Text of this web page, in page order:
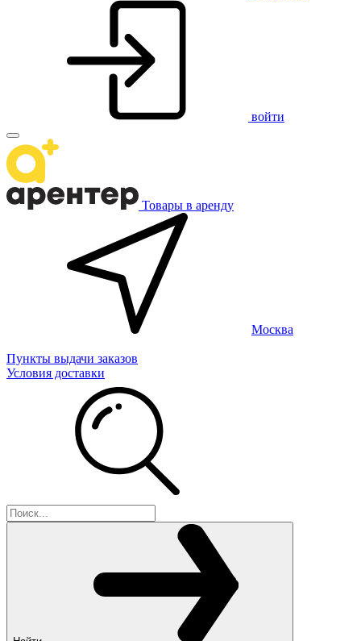
войти
Товары в аренду
Москва
Пункты выдачи заказов
Условия доставки